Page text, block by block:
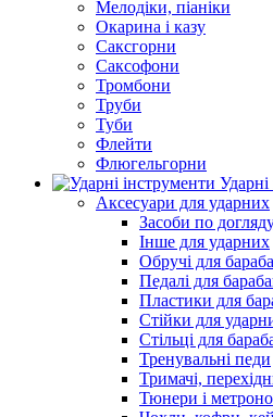
Мелодіки, піаніки
Окарина і казу
Саксгорни
Саксофони
Тромбони
Труби
Туби
Флейти
Флюгельгорни
Аксесуари для ударних
Засоби по
Інше для ударних
Обручі для
Педалі для
Пластики для
Стійки для
Стільці для
Тренувальні педи
Тримачі,
Тюнери і